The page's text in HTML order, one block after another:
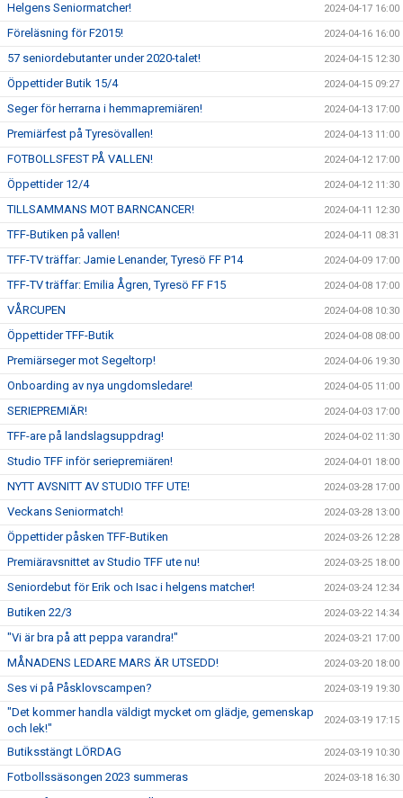
Helgens Seniormatcher! 2024-04-17 16:00
Föreläsning för F2015! 2024-04-16 16:00
57 seniordebutanter under 2020-talet! 2024-04-15 12:30
Öppettider Butik 15/4 2024-04-15 09:27
Seger för herrarna i hemmapremiären! 2024-04-13 17:00
Premiärfest på Tyresövallen! 2024-04-13 11:00
FOTBOLLSFEST PÅ VALLEN! 2024-04-12 17:00
Öppettider 12/4 2024-04-12 11:30
TILLSAMMANS MOT BARNCANCER! 2024-04-11 12:30
TFF-Butiken på vallen! 2024-04-11 08:31
TFF-TV träffar: Jamie Lenander, Tyresö FF P14 2024-04-09 17:00
TFF-TV träffar: Emilia Ågren, Tyresö FF F15 2024-04-08 17:00
VÅRCUPEN 2024-04-08 10:30
Öppettider TFF-Butik 2024-04-08 08:00
Premiärseger mot Segeltorp! 2024-04-06 19:30
Onboarding av nya ungdomsledare! 2024-04-05 11:00
SERIEPREMIÄR! 2024-04-03 17:00
TFF-are på landslagsuppdrag! 2024-04-02 11:30
Studio TFF inför seriepremiären! 2024-04-01 18:00
NYTT AVSNITT AV STUDIO TFF UTE! 2024-03-28 17:00
Veckans Seniormatch! 2024-03-28 13:00
Öppettider påsken TFF-Butiken 2024-03-26 12:28
Premiäravsnittet av Studio TFF ute nu! 2024-03-25 18:00
Seniordebut för Erik och Isac i helgens matcher! 2024-03-24 12:34
Butiken 22/3 2024-03-22 14:34
"Vi är bra på att peppa varandra!" 2024-03-21 17:00
MÅNADENS LEDARE MARS ÄR UTSEDD! 2024-03-20 18:00
Ses vi på Påsklovscampen? 2024-03-19 19:30
"Det kommer handla väldigt mycket om glädje, gemenskap
och lek!"
2024-03-19 17:15
Butiksstängt LÖRDAG 2024-03-19 10:30
Fotbollssäsongen 2023 summeras 2024-03-18 16:30